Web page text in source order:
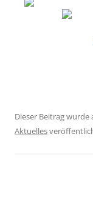
Dieser Beitrag wurde
Aktuelles